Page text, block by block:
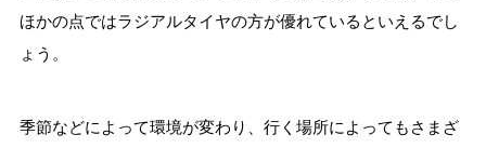
ほかの点ではラジアルタイヤの方が優れているといえるでし
ょう。
季節などによって環境が変わり、行く場所によってもさまざ